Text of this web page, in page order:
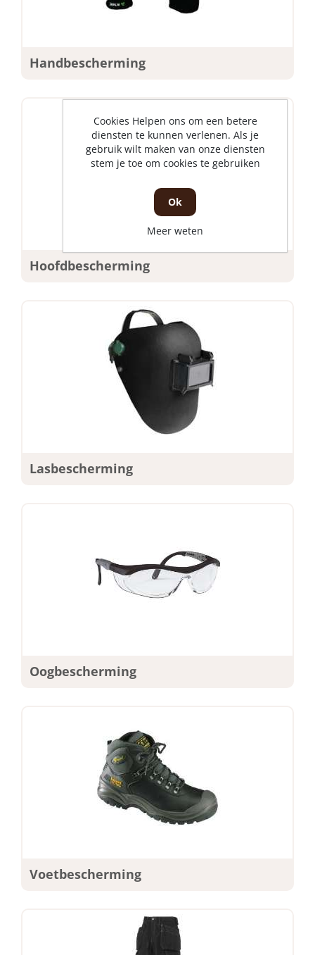
Handbescherming
Hoofdbescherming
Lasbescherming
Oogbescherming
Voetbescherming
Cookies Helpen ons om een betere
diensten te kunnen verlenen. Als je
gebruik wilt maken van onze diensten
stem je toe om cookies te gebruiken
Ok
Meer weten